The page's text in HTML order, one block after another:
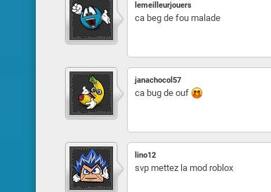
lemeilleurjouers
ca beg de fou malade
janachocol57
ca bug de ouf
lino12
svp mettez la mod roblox